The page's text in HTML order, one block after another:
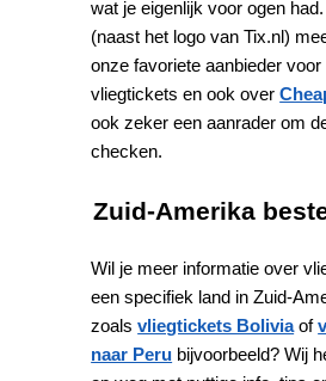
wat je eigenlijk voor ogen
(naast het logo van Tix.nl)
onze favoriete aanbieder
vliegtickets en ook over
ook zeker een aanrader om
checken.
Zuid-Amerika
Wil je meer informatie over
een specifiek land in Zuid-
zoalsvliegtickets Boliviaof
naar Peru bijvoorbeeld? Wij